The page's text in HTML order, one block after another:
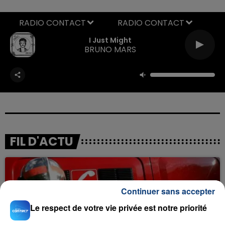
I Just Might
BRUNO MARS
RADIO CONTACT
FIL D'ACTU
Le respect de votre vie privée est notre priorité
Continuer sans accepter